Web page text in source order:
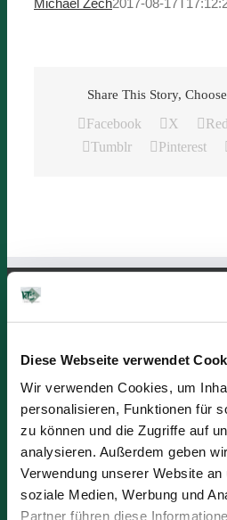
Diese Webseite verwendet
Wir verwenden Cookies, um
personalisieren, Funktionen für
zu können und die Zugriffe auf
analysieren. Außerdem geben
Verwendung unserer Website
soziale Medien, Werbung und
Partner führen diese
Michael Zech2017-08-
Share This Story,
Facebook X
Tumblr
Pinterest
Burgstraße 9
Öffnungszeiten:
Montag bis Donnerstag
von 08:00 Uhr -16:45 Uhr
Freitag
08:00 Uhr - 15:30 Uhr